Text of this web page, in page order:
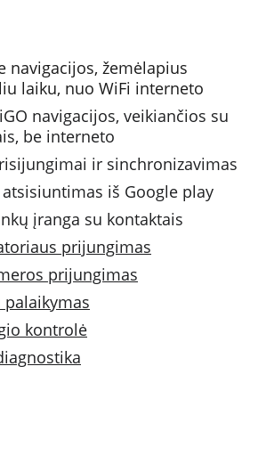
navigacijos, žemėlapius
laiku, nuo WiFi interneto
navigacijos, veikiančios su
be interneto
ir sinchronizavimas
iš Google play
įranga su kontaktais
prijungimas
prijungimas
kontrolė